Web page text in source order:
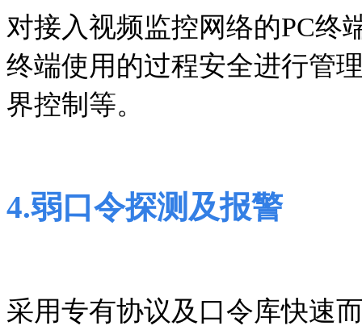
对接入视频监控网络的PC终
终端使用的过程安全进行管
界控制等。
4.弱口令探测及报警
采用专有协议及口令库快速